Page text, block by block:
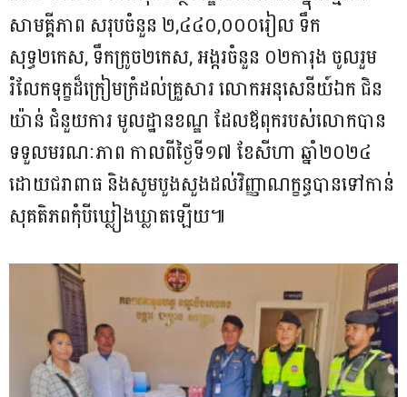
សាមគ្គីភាព សរុបចំនួន ២,៤៤០,០០០រៀល ទឹក
សុទ្ធ២កេស, ទឹកក្រូច២កេស, អង្ករចំនួន ០២ការុង ចូលរួម
រំលែកទុក្ខដ៏ក្រៀមក្រំដល់គ្រួសារ លោកអនុសេនីយ៍ឯក ជិន
យ៉ាន់ ជំនួយការ មូលដ្ឋានខណ្ឌ ដែលឪពុករបស់លោកបាន
ទទួលមរណៈភាព កាលពីថ្ងៃទី១៧ ខែសីហា ឆ្នាំ២០២៤
ដោយជរាពាធ និងសូមបួងសួងដល់វិញ្ញាណក្ខន្ធបានទៅកាន់
សុគតិភពកុំបីឃ្លៀងឃ្លាតឡើយ៕